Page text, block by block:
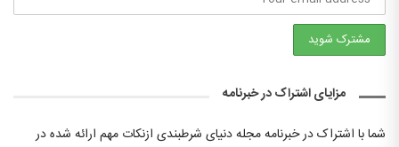
مزایای اشتراک در خبرنامه
شما با اشتراک در خبرنامه مجله دنیای شرطبندی ازنکات مهم ارائه شده در